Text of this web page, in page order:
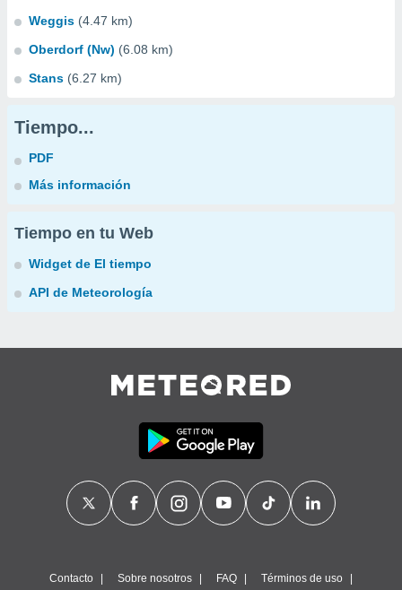
Weggis (4.47 km)
Oberdorf (Nw) (6.08 km)
Stans (6.27 km)
Tiempo...
PDF
Más información
Tiempo en tu Web
Widget de El tiempo
API de Meteorología
Contacto Sobre nosotros FAQ Términos de uso